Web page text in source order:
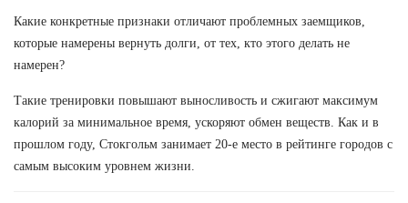
Какие конкретные признаки отличают проблемных заемщиков,
которые намерены вернуть долги, от тех, кто этого делать не
намерен?
Такие тренировки повышают выносливость и сжигают максимум
калорий за минимальное время, ускоряют обмен веществ. Как и в
прошлом году, Стокгольм занимает 20-е место в рейтинге городов с
самым высоким уровнем жизни.